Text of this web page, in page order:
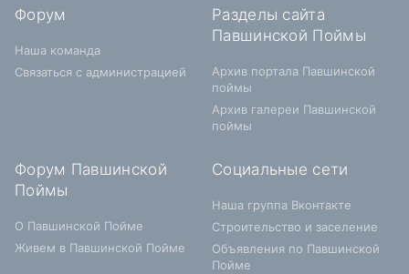
Форум
Наша команда
Связаться с администрацией
Разделы сайта
Павшинской Поймы
Архив портала Павшинской
поймы
Архив галереи Павшинской
поймы
Форум Павшинской
Поймы
О Павшинской Пойме
Живем в Павшинской Пойме
Социальные сети
Наша группа Вконтакте
Строительство и заселение
Объявления по Павшинской
Пойме